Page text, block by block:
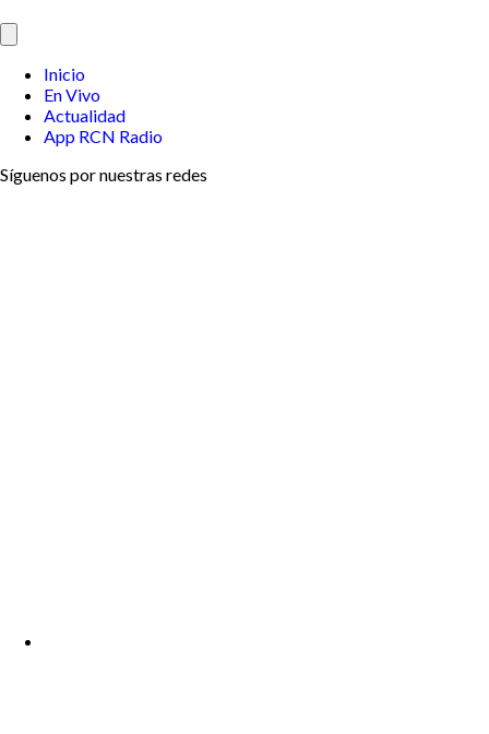
Inicio
En Vivo
Actualidad
App RCN Radio
Síguenos por nuestras redes